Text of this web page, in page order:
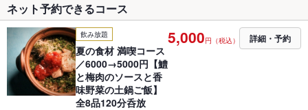
ネット予約できるコース
飲み放題
夏の食材 満喫コース
／6000→5000円【鱧
と梅肉のソースと香
味野菜の土鍋ご飯】
全8品120分呑放
5,000円（税込） 詳細・予約